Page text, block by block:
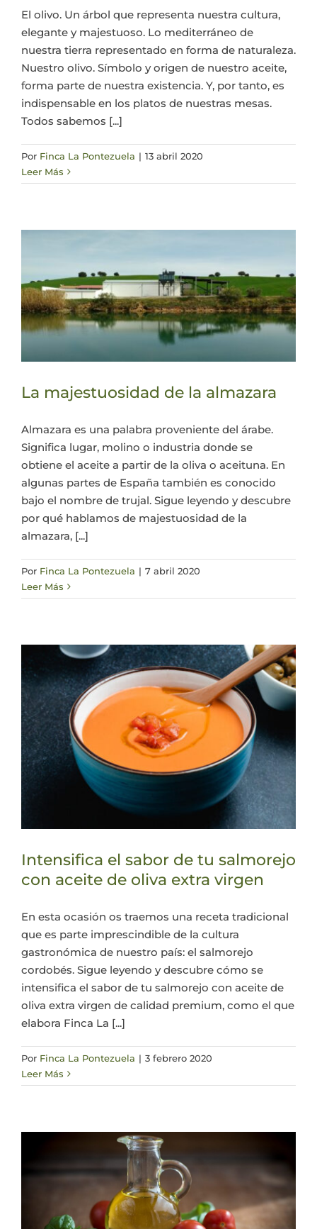
Mi cuenta
El olivo. Un árbol que representa nuestra cultura,
elegante y majestuoso. Lo mediterráneo de
nuestra tierra representado en forma de naturaleza.
Nuestro olivo. Símbolo y origen de nuestro aceite,
forma parte de nuestra existencia. Y, por tanto, es
indispensable en los platos de nuestras mesas.
Todos sabemos [...]
Por Finca La Pontezuela | 13 abril 2020
Leer Más
La majestuosidad de la almazara
Almazara es una palabra proveniente del árabe.
Significa lugar, molino o industria donde se
obtiene el aceite a partir de la oliva o aceituna. En
algunas partes de España también es conocido
bajo el nombre de trujal. Sigue leyendo y descubre
por qué hablamos de majestuosidad de la
almazara, [...]
Por Finca La Pontezuela | 7 abril 2020
Leer Más
Intensifica el sabor de tu salmorejo
con aceite de oliva extra virgen
En esta ocasión os traemos una receta tradicional
que es parte imprescindible de la cultura
gastronómica de nuestro país: el salmorejo
cordobés. Sigue leyendo y descubre cómo se
intensifica el sabor de tu salmorejo con aceite de
oliva extra virgen de calidad premium, como el que
elabora Finca La [...]
Por Finca La Pontezuela | 3 febrero 2020
Leer Más